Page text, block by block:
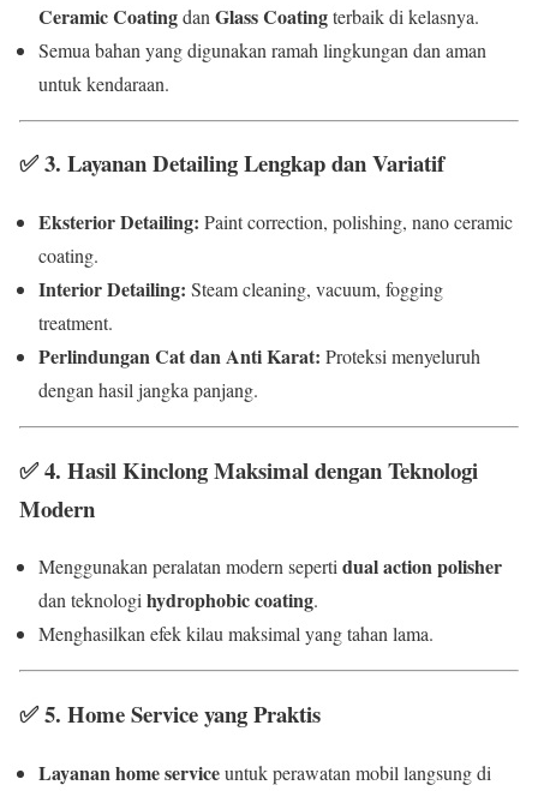
Ceramic Coatingdan Glass Coatingterbaik di kelasnya.
Semua bahan yang digunakan ramah lingkungan dan aman
untuk kendaraan.
✅3. Layanan Detailing Lengkap dan Variatif
Eksterior Detailing: Paint correction, polishing, nano ceramic
coating.
Interior Detailing: Steam cleaning, vacuum, fogging
treatment.
Perlindungan Cat dan Anti Karat: Proteksi menyeluruh
dengan hasil jangka panjang.
✅4. Hasil Kinclong Maksimal dengan Teknologi
Modern
Menggunakan peralatan modern sepertidual action polisher
dan teknologihydrophobic coating.
Menghasilkan efek kilau maksimal yang tahan lama.
✅5. Home Service yang Praktis
Layanan home serviceuntuk perawatan mobil langsung di